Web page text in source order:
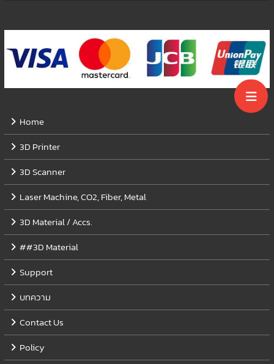
Home
3D Printer
3D Scanner
Laser Machine, CO2, Fiber, Metal
3D Material / Accs.
##3D Material
Support
บทความ
Contact Us
Policy